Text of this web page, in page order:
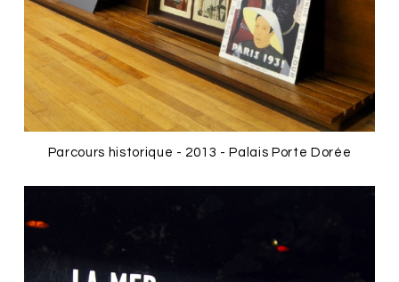
Parcours historique - 2013 - Palais Porte Dorée